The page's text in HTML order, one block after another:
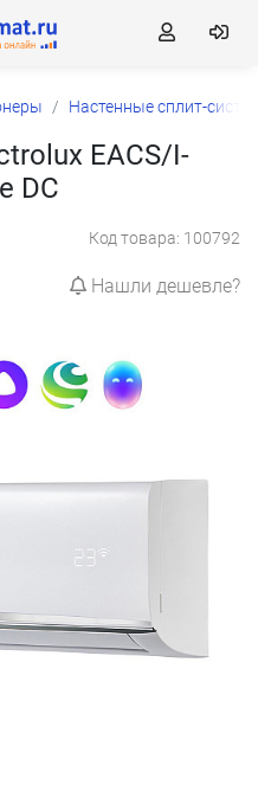
Настенные сплит-
EACS/I-
DC
Код товара: 100792
Нашли дешевле?